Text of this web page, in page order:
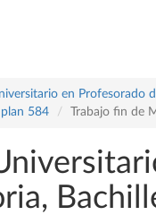
en Profesorado
584
Trabajo fin de